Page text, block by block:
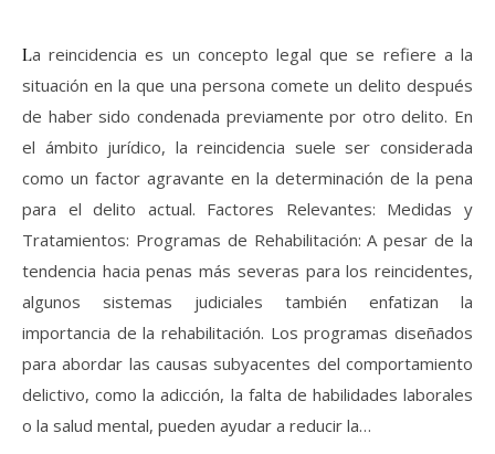
La reincidencia es un concepto legal que se refiere a la
situación en la que una persona comete un delito después
de haber sido condenada previamente por otro delito. En
el ámbito jurídico, la reincidencia suele ser considerada
como un factor agravante en la determinación de la pena
para el delito actual. Factores Relevantes: Medidas y
Tratamientos: Programas de Rehabilitación: A pesar de la
tendencia hacia penas más severas para los reincidentes,
algunos sistemas judiciales también enfatizan la
importancia de la rehabilitación. Los programas diseñados
para abordar las causas subyacentes del comportamiento
delictivo, como la adicción, la falta de habilidades laborales
o la salud mental, pueden ayudar a reducir la…